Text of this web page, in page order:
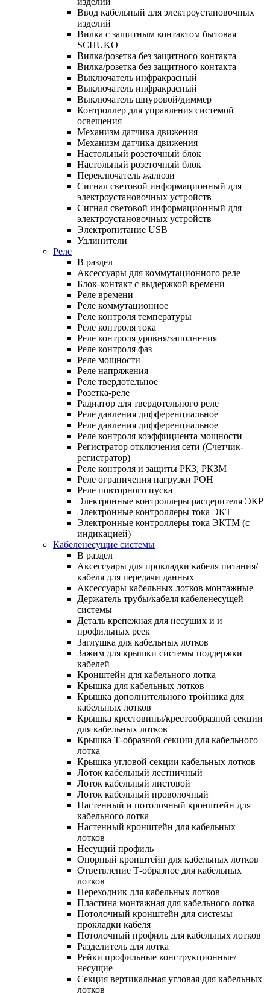
Ввод кабельный для электроустановочных
изделий
Вилка с защитным контактом бытовая
SCHUKO
Вилка/розетка без защитного контакта
Вилка/розетка без защитного контакта
Выключатель инфракрасный
Выключатель инфракрасный
Выключатель шнуровой/диммер
Контроллер для управления системой
освещения
Механизм датчика движения
Механизм датчика движения
Настольный розеточный блок
Настольный розеточный блок
Переключатель жалюзи
Сигнал световой информационный для
электроустановочных устройств
Сигнал световой информационный для
электроустановочных устройств
Электропитание USB
Удлинители
Реле
В раздел
Аксессуары для коммутационного реле
Блок-контакт с выдержкой времени
Реле времени
Реле коммутационное
Реле контроля температуры
Реле контроля тока
Реле контроля уровня/заполнения
Реле контроля фаз
Реле мощности
Реле напряжения
Реле твердотельное
Розетка-реле
Радиатор для твердотельного реле
Реле давления дифференциальное
Реле давления дифференциальное
Реле контроля коэффициента мощности
Регистратор отключения сети (Счетчик-
регистратор)
Реле контроля и защиты РКЗ, РКЗМ
Реле ограничения нагрузки РОН
Реле повторного пуска
Электронные контроллеры расцерителя ЭКР
Электронные контроллеры тока ЭКТ
Электронные контроллеры тока ЭКТМ (с
индикацией)
Кабеленесущие системы
В раздел
Аксессуары для прокладки кабеля питания/
кабеля для передачи данных
Аксессуары кабельных лотков монтажные
Держатель трубы/кабеля кабеленесущей
системы
Деталь крепежная для несущих и и
профильных реек
Заглушка для кабельных лотков
Зажим для крышки системы поддержки
кабелей
Кронштейн для кабельного лотка
Крышка для кабельных лотков
Крышка дополнительного тройника для
кабельных лотков
Крышка крестовины/крестообразной секции
для кабельных лотков
Крышка Т-образной секции для кабельного
лотка
Крышка угловой секции кабельных лотков
Лоток кабельный лестничный
Лоток кабельный листовой
Лоток кабельный проволочный
Настенный и потолочный кронштейн для
кабельного лотка
Настенный кронштейн для кабельных
лотков
Несущий профиль
Опорный кронштейн для кабельных лотков
Ответвление Т-образное для кабельных
лотков
Переходник для кабельных лотков
Пластина монтажная для кабельного лотка
Потолочный кронштейн для системы
прокладки кабеля
Потолочный профиль для кабельных лотков
Разделитель для лотка
Рейки профильные конструкционные/
несущие
Секция вертикальная угловая для кабельных
лотков